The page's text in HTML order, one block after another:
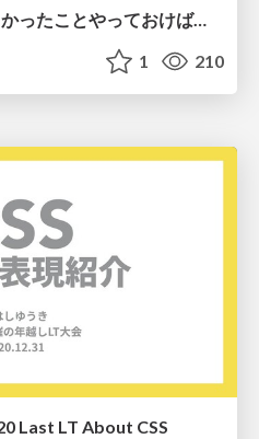
未踏ジュニアでやってよかったことやっておけばよかったこと / mitou jr 2021 boost
1 210
Last LT About CSS